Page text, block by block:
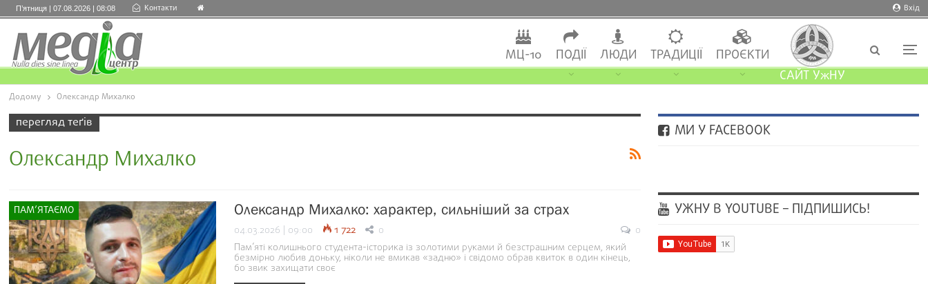
Вхід
П’ятниця | 07.08.2026 | 08:08 Контакти
МЦ-10 ПОДІЇ ЛЮДИ ТРАДИЦІЇ
ПРОЄКТИ
САЙТ УжНУ
Додому Олександр Михалко
перегляд теґів
Олександр Михалко
ПАМ’ЯТАЄМО Олександр Михалко: характер, сильніший за страх
04.03.2026 | 09:00 1 722 0
0
Пам’яті колишнього студента-історика із золотими руками й безстрашним серцем, який
безмірно любив доньку, ніколи не вмикав «задню» і свідомо обрав квиток в один кінець,
бо звик захищати своє
МИ У FACEBOOK
УЖНУ В YOUTUBE – ПІДПИШИСЬ!